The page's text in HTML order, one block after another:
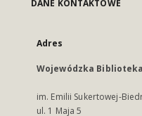
DANE KONTAKTOWE
Adres
Wojewódzka
im. Emilii Sukertowej-
ul. 1 Maja 5